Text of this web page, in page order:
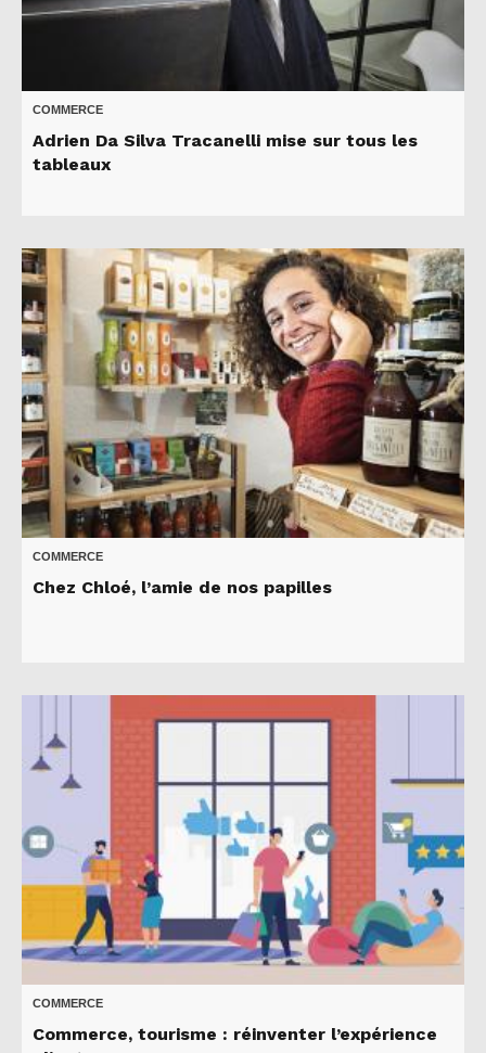
COMMERCE
Adrien Da Silva Tracanelli mise sur tous les
tableaux
COMMERCE
Chez Chloé, l’amie de nos papilles
COMMERCE
Commerce, tourisme : réinventer l’expérience